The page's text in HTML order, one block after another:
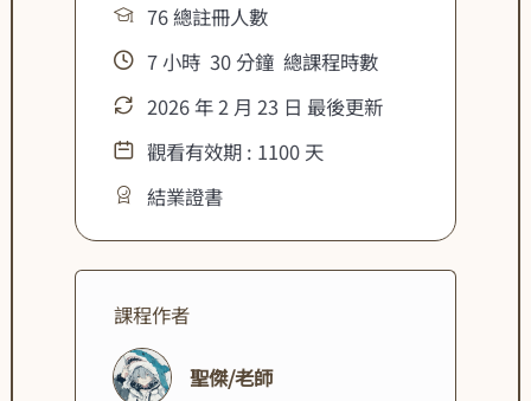
76 總註冊人數
7 小時 30 分鐘 總課程時數
2026 年 2 月 23 日 最後更新
觀看有效期 : 1100 天
結業證書
課程作者
聖傑/老師